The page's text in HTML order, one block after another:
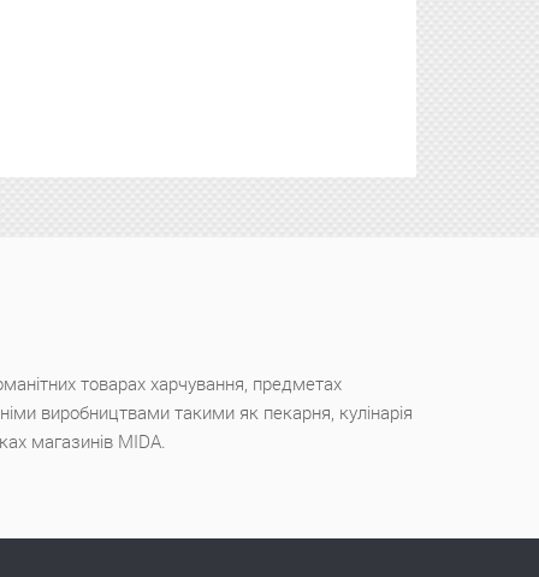
товарах харчування, предметах
виробництвами такими як пекарня, кулінарія
магазинів MIDA.